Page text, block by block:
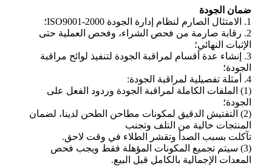
ضمان الجودة
1. الامتثال الصارم لنظام إدارة الجودة ISO9001-2000؛
2. رقابة صارمة من فحص الشراء، وفحص العملية حتى
الإثبات النهائي؛
3. إنشاء عدة أقسام لمراقبة الجودة لتنفيذ لوائح مراقبة
الجودة؛
4. أمثلة تفصيلية لمراقبة الجودة:
(1) الملفات الكاملة لمراقبة الجودة وردود الفعل على
الجودة؛
(2) التفتيش الدقيق لمكونات مطاحن الطحن لدينا، لضمان
المنتجات خالية من التلف وتجنب
تآكلت بسبب الصدأ وتقشر الطلاء في وقت لاحق.
(3) سيتم تجميع المكونات المؤهلة فقط ويجب فحص
المعدات الإجمالية بالكامل قبل البيع.